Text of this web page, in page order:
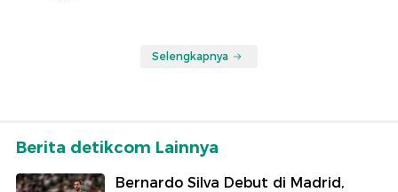
Selengkapnya
Berita detikcom Lainnya
Bernardo Silva Debut di Madrid,